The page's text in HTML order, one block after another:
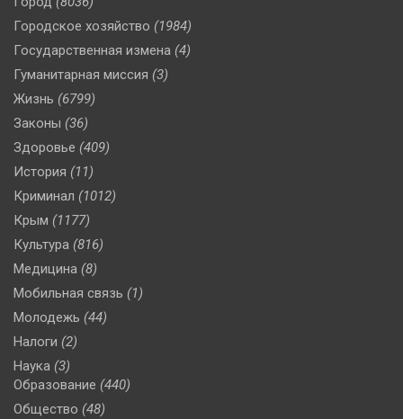
Городское хозяйство (1984)
Государственная измена (4)
Гуманитарная миссия (3)
Жизнь (6799)
Законы (36)
Здоровье (409)
История (11)
Криминал (1012)
Крым (1177)
Культура (816)
Медицина (8)
Мобильная связь (1)
Молодежь (44)
Налоги (2)
Наука (3)
Образование (440)
Общество (48)